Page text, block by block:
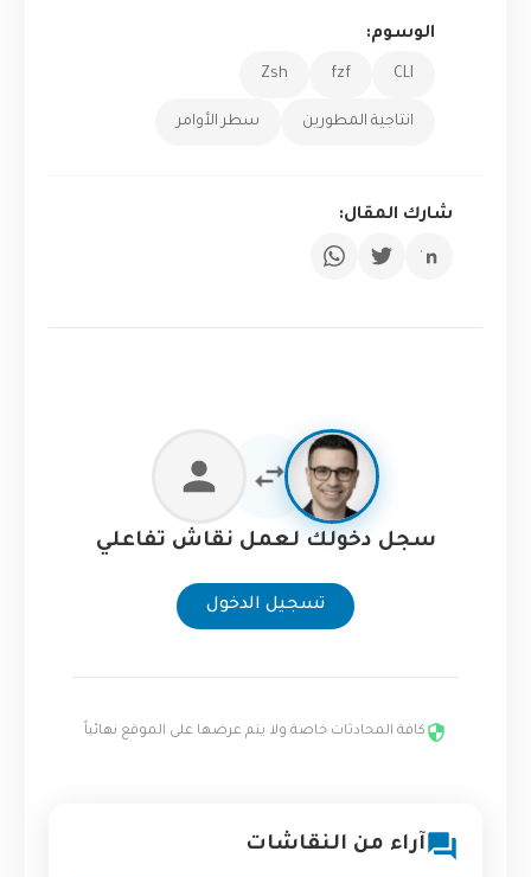
الوسوم:
CLI
fzf
Zsh
انتاجية المطورين سطر الأوامر
شارك المقال:
سجل دخولك لعمل نقاش تفاعلي
تسجيل الدخول
كافة المحادثات خاصة ولا يتم عرضها على الموقع نهائياً
آراء من النقاشات